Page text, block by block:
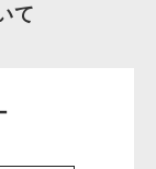
て